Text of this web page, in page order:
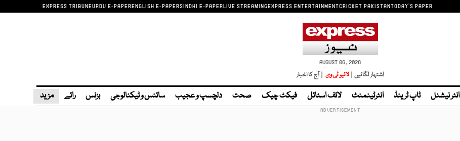
EXPRESS TRIBUNEURDU E-PAPERENGLISH E-PAPERSINDHI E-PAPERLIVE STREAMINGEXPRESS ENTERTAINMENTCRICKET PAKISTANTODAY'S PAPER
AUGUST 06, 2026
اشتہار لگائیں | لائیو ٹی وی | آج کا اخبار
انٹر نیشنل ٹاپ ٹرینڈ انٹرٹینمنٹ لائف اسٹائل فیکٹ چیک صحت دلچسپ و عجیب سائنس و ٹیکنالوجی بزنس رائے مزید